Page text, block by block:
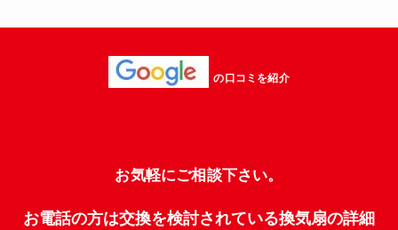
の口コミを紹介
お気軽にご相談下さい。
お電話の方は交換を検討されている換気扇の詳細